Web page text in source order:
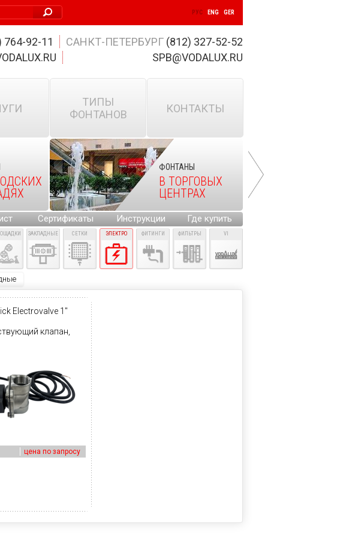
РУС ENG GER
764-92-11 САНКТ-ПЕТЕРБУРГ (812) 327-52-52
SPB@VODALUX.RU
ТИПЫ
ФОНТАНОВ
КОНТАКТЫ
ФОНТАНЫ
В ТОРГОВЫХ
ЦЕНТРАХ
Сертификаты Инструкции Где купить
ЗАКЛАДНЫЕ СЕТКИ ЭЛЕКТРО ФИТИНГИ ФИЛЬТРЫ VI
Electrovalve 1"
клапан,
цена по запросу